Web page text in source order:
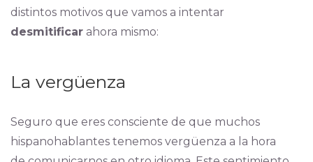
distintos motivos que vamos a intentar
desmitificarahora mismo:
La vergüenza
Seguro que eres consciente de que muchos
hispanohablantes tenemos vergüenza a la hora